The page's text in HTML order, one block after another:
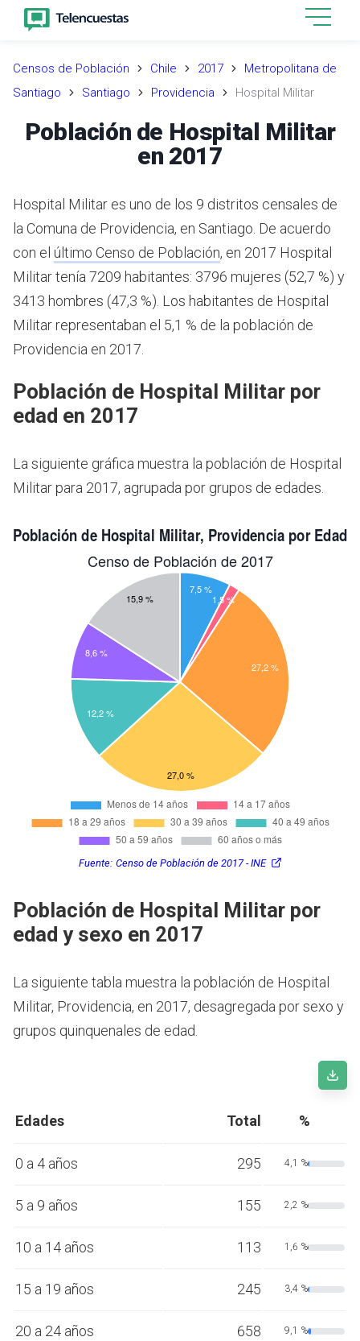
Censos de Población Chile 2017
Metropolitana de
Santiago
Santiago Providencia Hospital Militar
Población de Hospital Militar
en 2017
Hospital Militar es uno de los 9 distritos censales de
la Comuna de Providencia, en Santiago. De acuerdo
con el último Censo de Población, en 2017 Hospital
Militar tenía 7209 habitantes: 3796 mujeres (52,7 %) y
3413 hombres (47,3 %). Los habitantes de Hospital
Militar representaban el 5,1 % de la población de
Providencia en 2017.
Población de Hospital Militar por
edad en 2017
La siguiente gráfica muestra la población de Hospital
Militar para 2017, agrupada por grupos de edades.
Fuente: Censo de Población de 2017 - INE
Población de Hospital Militar por
edad y sexo en 2017
La siguiente tabla muestra la población de Hospital
Militar, Providencia, en 2017, desagregada por sexo y
grupos quinquenales de edad.
Edades Total %
0 a 4 años 295 4,1 %
5 a 9 años 155 2,2 %
10 a 14 años 113 1,6 %
15 a 19 años 245 3,4 %
20 a 24 años 658 9,1 %